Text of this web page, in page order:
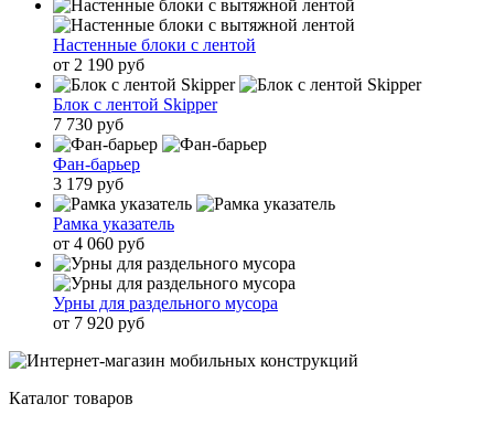
Настенные блоки с лентой
от 2 190 руб
Блок с лентой Skipper
7 730 руб
Фан-барьер
3 179 руб
Рамка указатель
от 4 060 руб
Урны для раздельного мусора
от 7 920 руб
Каталог товаров